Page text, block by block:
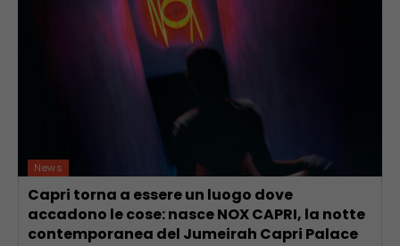
News
Capri torna a essere un luogo dove
accadono le cose: nasce NOX CAPRI, la notte
contemporanea del Jumeirah Capri Palace